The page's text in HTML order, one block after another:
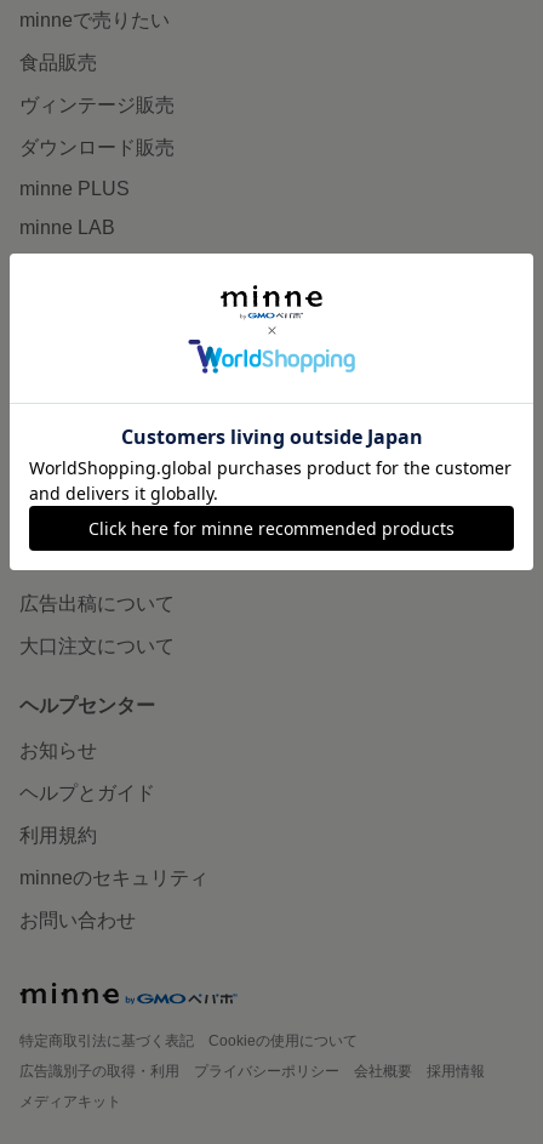
minneで売りたい
食品販売
ヴィンテージ販売
ダウンロード販売
minne PLUS
minne LAB
minneとものづくりと
ニュース
minneの本
広告出稿について
大口注文について
ヘルプセンター
お知らせ
ヘルプとガイド
利用規約
minneのセキュリティ
お問い合わせ
特定商取引法に基づく表記
Cookieの使用について
広告識別子の取得・利用
プライバシーポリシー 会社概要
採用情報
メディアキット